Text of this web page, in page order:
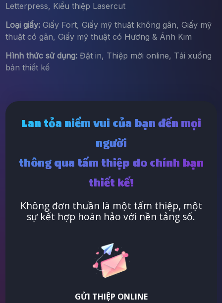
Letterpress, Kiểu thiệp Lasercut
Loại giấy:Giấy Fort, Giấy mỹ thuật không gân, Giấy mỹ
thuật có gân, Giấy mỹ thuật có Hương & Ánh Kim
Hình thức sử dụng:Đặt in, Thiệp mời online, Tải xuống
bản thiết kế
Lan tỏa niềm vui của bạn đến mọi
người
thông qua tấm thiệp do chính bạn
thiết kế!
Không đơn thuần là một tấm thiệp, một
sự kết hợp hoàn hảo với nền tảng số.
GỬI THIỆP ONLINE